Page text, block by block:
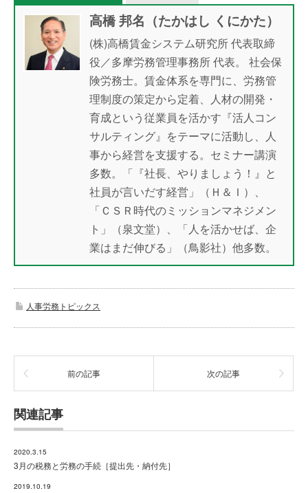
高橋 邦名（たかはし くにかた）
(株)高橋賃金システム研究所 代表取締
役／多摩労務管理事務所 代表。 社会保
険労務士。賃金体系を専門に、労務管
理制度の策定から定着、人材の開発・
育成という従業員を活かす『活人コン
サルティング』をテーマに活動し、人
事から経営を支援する。セミナー講演
多数。「『社長、やりましょう！』と
社員が言いだす経営」（Ｈ＆Ｉ）、
「ＣＳＲ時代のミッションマネジメン
ト」（泉文堂）、「人を活かせば、企
業はまだ伸びる」（鳥影社）他多数。
人事労務トピックス
前の記事 次の記事
関連記事
2020.3.15
3月の税務と労務の手続［提出先・納付先］
2019.10.19